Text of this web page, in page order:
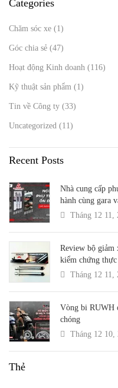
Categories
Chăm sóc xe (1)
Góc chia sẻ (47)
Hoạt động Kinh doanh (116)
Kỹ thuật sản phẩm (1)
Tin về Công ty (33)
Uncategorized (11)
Recent Posts
Nhà cung cấp
hành cùng gara
Tháng 12 11,
Review bộ giảm
kiểm chứng thực
Tháng 12 11,
Vòng bi RUWH
chóng
Tháng 12 10,
Thẻ